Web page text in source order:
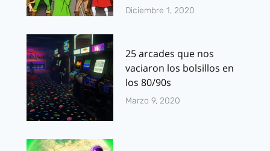
Diciembre 1, 2020
25 arcades que nos
vaciaron los bolsillos en
los 80/90s
Marzo 9, 2020